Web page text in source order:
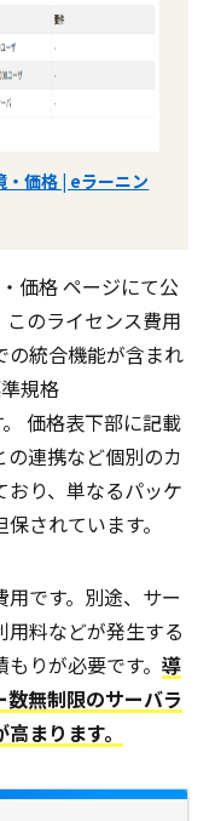
価格 | eラーニン
価格 ページにて公
のライセンス費用
の統合機能が含まれ
規格
。 価格表下部に記載
連携など個別のカ
り、単なるパッケ
されています。
です。別途、サー
料などが発生する
もりが必要です。導
無制限のサーバラ
まります。